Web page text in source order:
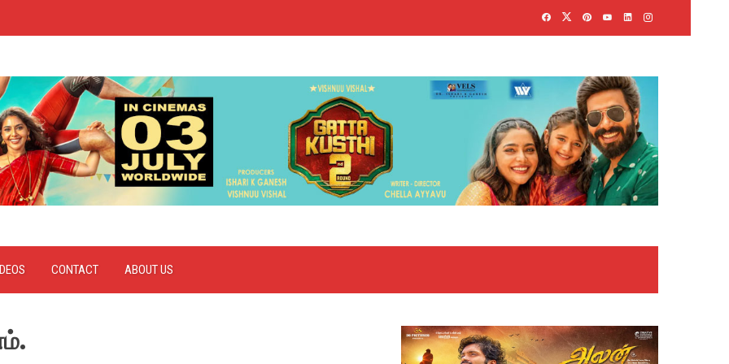
CONTACT ABOUT US